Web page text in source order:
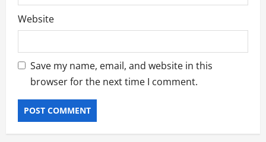
Website
Save my name, email, and website in this
browser for the next time I comment.